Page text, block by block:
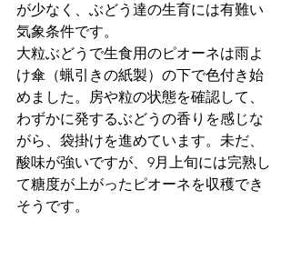
が少なく、ぶどう達の生育には有難い
気象条件です。
大粒ぶどうで生食用のピオーネは雨よ
け傘（蝋引きの紙製）の下で色付き始
めました。房や粒の状態を確認して、
わずかに発するぶどうの香りを感じな
がら、袋掛けを進めています。未だ、
酸味が強いですが、9月上旬には完熟し
て糖度が上がったピオーネを収穫でき
そうです。